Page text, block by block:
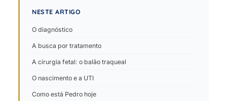
NESTE ARTIGO
O diagnóstico
A busca por tratamento
A cirurgia fetal: o balão traqueal
O nascimento e a UTI
Como está Pedro hoje